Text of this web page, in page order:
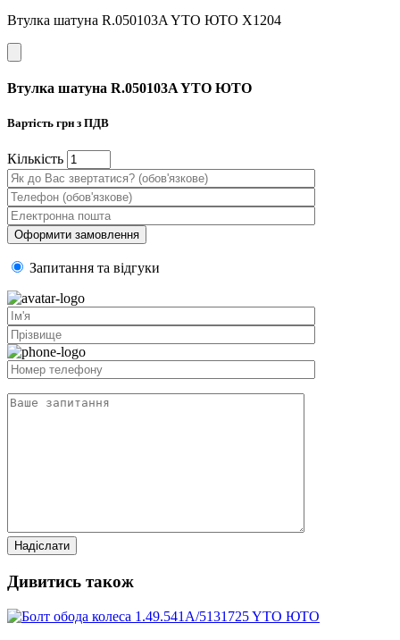
Втулка шатуна R.050103A YTO ЮТО X1204
Втулка шатуна R.050103A YTO ЮТО
Вартість грн з ПДВ
Кiлькiсть
Запитання та вiдгуки
Дивитись також